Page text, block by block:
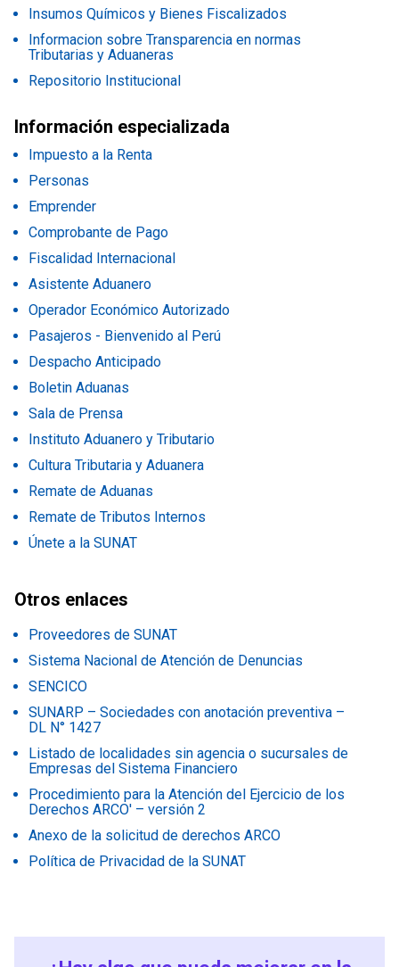
Insumos Químicos y Bienes Fiscalizados
Informacion sobre Transparencia en normas
Tributarias y Aduaneras
Repositorio Institucional
Información especializada
Impuesto a la Renta
Personas
Emprender
Comprobante de Pago
Fiscalidad Internacional
Asistente Aduanero
Operador Económico Autorizado
Pasajeros - Bienvenido al Perú
Despacho Anticipado
Boletin Aduanas
Sala de Prensa
Instituto Aduanero y Tributario
Cultura Tributaria y Aduanera
Remate de Aduanas
Remate de Tributos Internos
Únete a la SUNAT
Otros enlaces
Proveedores de SUNAT
Sistema Nacional de Atención de Denuncias
SENCICO
SUNARP – Sociedades con anotación preventiva –
DL N° 1427
Listado de localidades sin agencia o sucursales de
Empresas del Sistema Financiero
Procedimiento para la Atención del Ejercicio de los
Derechos ARCO' – versión 2
Anexo de la solicitud de derechos ARCO
Política de Privacidad de la SUNAT